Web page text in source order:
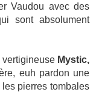
Vaudou avec des
sont absolument
Mystic,
euh pardon une
pierres tombales